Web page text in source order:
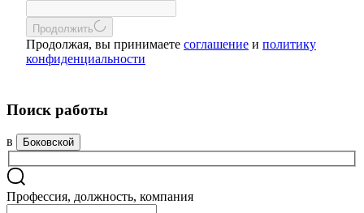
Продолжить
Продолжая, вы принимаете соглашение и политику
конфиденциальности
Поиск работы
в Боковской
Профессия, должность, компания